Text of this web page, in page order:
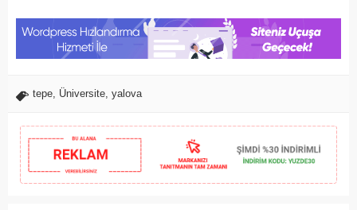
tepe Üniversite yalova